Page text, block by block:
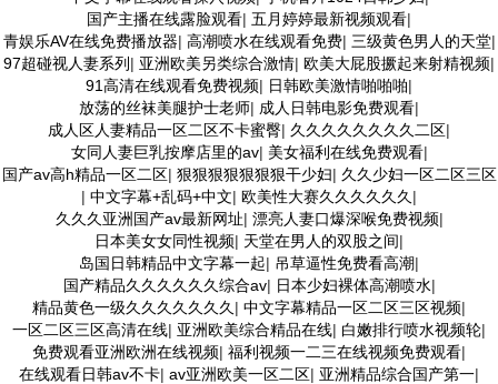
国产主播在线露脸观看| 五月婷婷最新视频观看|
青娱乐AV在线免费播放器| 高潮喷水在线观看免费| 三级黄色男人的天堂|
97超碰视人妻系列| 亚洲欧美另类综合激情| 欧美大屁股撅起来射精视频|
91高清在线观看免费视频| 日韩欧美激情啪啪啪|
放荡的丝袜美腿护士老师| 成人日韩电影免费观看|
成人区人妻精品一区二区不卡蜜臀| 久久久久久久久久二区|
女同人妻巨乳按摩店里的av| 美女福利在线免费观看|
国产av高h精品一区二区| 狠狠狠狠狠狠狠干少妇| 久久少妇一区二区三区
| 中文字幕+乱码+中文| 欧美性大赛久久久久久久 |
久久久亚洲国产av最新网址| 漂亮人妻口爆深喉免费视频|
日本美女女同性视频| 天堂在男人的双股之间|
岛国日韩精品中文字幕一起| 吊草逼性免费看高潮|
国产精品久久久久久久综合av| 日本少妇裸体高潮喷水|
精品黄色一级久久久久久久久 | 中文字幕精品一区二区三区视频|
一区二区三区高清在线| 亚洲欧美综合精品在线| 白嫩排行喷水视频轮|
免费观看亚洲欧洲在线视频| 福利视频一二三在线视频免费观看|
在线观看日韩av不卡| av亚洲欧美一区二区| 亚洲精品综合国产第一|